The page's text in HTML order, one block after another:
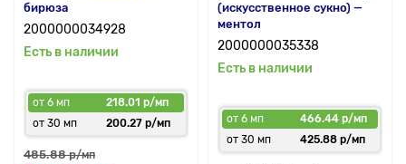
бирюза
2000000034928
Есть в наличии
от 6 мп
218.01 р/мп
от 30 мп
200.27 р/мп
485.88 р/мп
(искусственное сукно) —
ментол
2000000035338
Есть в наличии
от 6 мп
466.44 р/мп
от 30 мп
425.88 р/мп